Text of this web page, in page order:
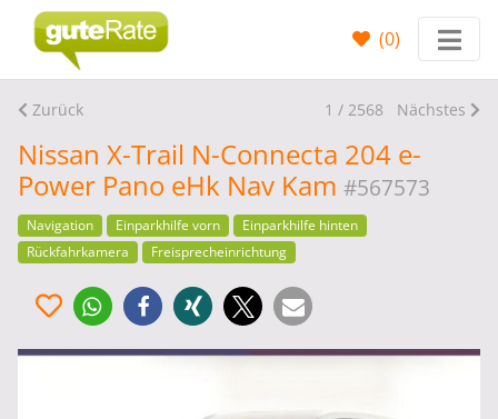
(0)
Zurück 1 / 2568 Nächstes
Nissan X-Trail N-Connecta 204 e-
Power Pano eHk Nav Kam #567573
Navigation Einparkhilfe vorn
Einparkhilfe hinten
Rückfahrkamera
Freisprecheinrichtung